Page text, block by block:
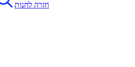
חזרה לחנות